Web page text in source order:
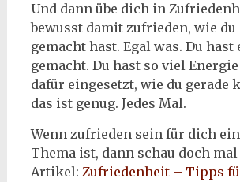
Und dann übe dich in
bewusst damit zufrieden, wie du
gemacht hast. Egal was. Du hast
gemacht. Du hast so viel
dafür eingesetzt, wie du gerade
das ist genug. Jedes Mal.
Wenn zufrieden sein für dich
Thema ist, dann schau doch
Artikel: Zufriedenheit – Tipps